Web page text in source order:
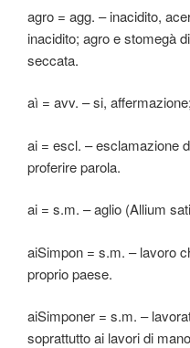
agro = agg. – inacidito,
inacidito; agro e stomegà
seccata.
aì = avv. – si,
ai = escl. – esclamazione
proferire parola.
ai = s.m. – aglio (Allium
aiSimpon = s.m. – lavoro
proprio paese.
aiSimponer = s.m. –
soprattutto ai lavori di